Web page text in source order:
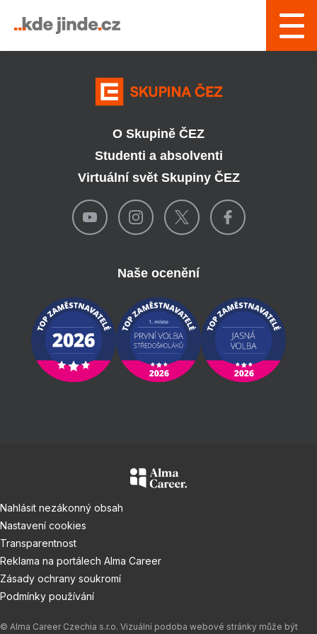
O Skupině ČEZ
Studenti a absolventi
Virtuální svět Skupiny ČEZ
Naše ocenění
Nahlásit nezákonný obsah
Nastavení cookies
Transparentnost
Reklama na portálech Alma Career
Zásady ochrany soukromí
Podmínky používání
© Alma Career Czechia s.r.o. Vizuální podoba webové stránky může být